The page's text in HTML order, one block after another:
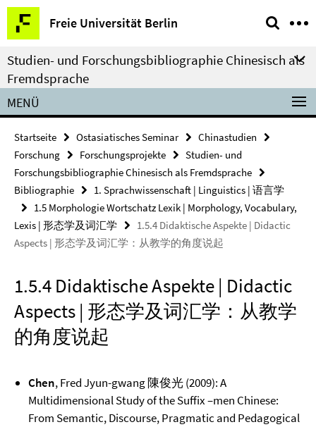
Springe
direkt
zu
Inhalt
Freie Universität Berlin
Service-
Navigation
Studien- und Forschungsbibliographie Chinesisch als
Fremdsprache
MENÜ
Startseite Ostasiatisches Seminar
Chinastudien
Forschung
Forschungsprojekte
Studien- und
Forschungsbibliographie Chinesisch als Fremdsprache
Bibliographie
1. Sprachwissenschaft | Linguistics | 语言学
1.5 Morphologie Wortschatz Lexik | Morphology, Vocabulary,
Lexis | 形态学及词汇学
1.5.4 Didaktische Aspekte | Didactic
Aspects | 形态学及词汇学：从教学的角度说起
1.5.4 Didaktische Aspekte | Didactic
Aspects | 形态学及词汇学：从教学
的角度说起
Chen, Fred Jyun-gwang 陳俊光 (2009): A
Multidimensional Study of the Suffix –men Chinese:
From Semantic, Discourse, Pragmatic and Pedagogical